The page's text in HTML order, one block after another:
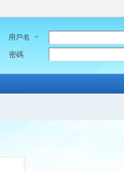
用戶名
密碼